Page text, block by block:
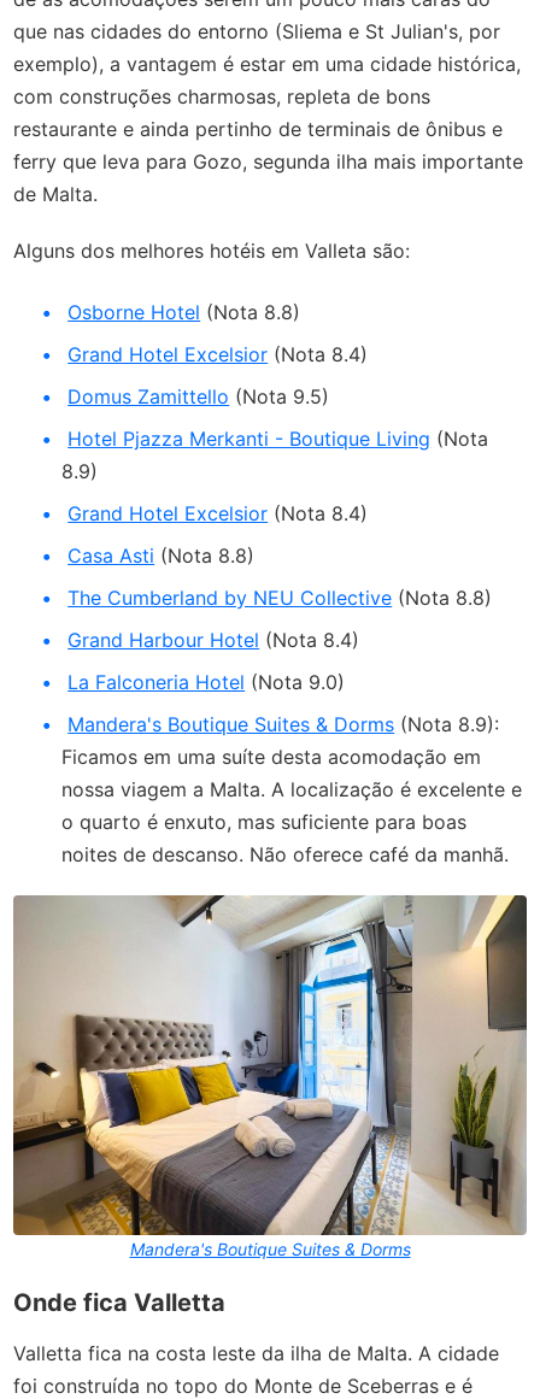
que nas cidades do entorno (Sliema e St Julian's, por
exemplo), a vantagem é estar em uma cidade histórica,
com construções charmosas, repleta de bons
restaurante e ainda pertinho de terminais de ônibus e
ferry que leva para Gozo, segunda ilha mais importante
de Malta.
Alguns dos melhores hotéis em Valleta são:
Osborne Hotel (Nota 8.8)
Grand Hotel Excelsior (Nota 8.4)
Domus Zamittello (Nota 9.5)
Hotel Pjazza Merkanti - Boutique Living (Nota
8.9)
Grand Hotel Excelsior (Nota 8.4)
Casa Asti (Nota 8.8)
The Cumberland by NEU Collective (Nota 8.8)
Grand Harbour Hotel (Nota 8.4)
La Falconeria Hotel (Nota 9.0)
Mandera's Boutique Suites & Dorms (Nota 8.9):
Ficamos em uma suíte desta acomodação em
nossa viagem a Malta. A localização é excelente e
o quarto é enxuto, mas suficiente para boas
noites de descanso. Não oferece café da manhã.
Mandera's Boutique Suites & Dorms
Onde fica Valletta
Valletta fica na costa leste da ilha de Malta. A cidade
foi construída no topo do Monte de Sceberras e é